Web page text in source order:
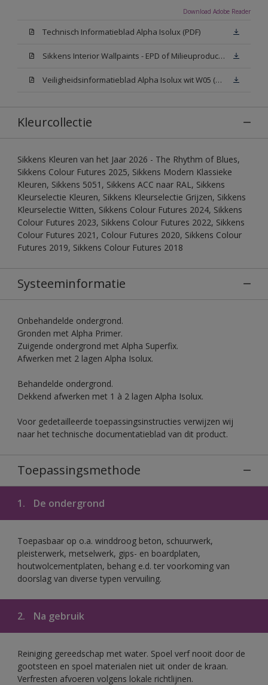
Download Adobe Reader
Technisch Informatieblad Alpha Isolux (PDF)
Sikkens Interior Wallpaints - EPD of Milieuproductverklaring
Veiligheidsinformatieblad Alpha Isolux wit W05 (SDS)
Kleurcollectie
Sikkens Kleuren van het Jaar 2026 - The Rhythm of Blues,
Sikkens Colour Futures 2025, Sikkens Modern Klassieke
Kleuren, Sikkens 5051, Sikkens ACC naar RAL, Sikkens
Kleurselectie Kleuren, Sikkens Kleurselectie Grijzen, Sikkens
Kleurselectie Witten, Sikkens Colour Futures 2024, Sikkens
Colour Futures 2023, Sikkens Colour Futures 2022, Sikkens
Colour Futures 2021, Colour Futures 2020, Sikkens Colour
Futures 2019, Sikkens Colour Futures 2018
Systeeminformatie
Onbehandelde ondergrond.
Gronden met Alpha Primer.
Zuigende ondergrond met Alpha Superfix.
Afwerken met 2 lagen Alpha Isolux.
Behandelde ondergrond.
Dekkend afwerken met 1 à 2 lagen Alpha Isolux.
Voor gedetailleerde toepassingsinstructies verwijzen wij
naar het technische documentatieblad van dit product.
Toepassingsmethode
1. De ondergrond
Toepasbaar op o.a. winddroog beton, schuurwerk,
pleisterwerk, metselwerk, gips- en boardplaten,
houtwolcementplaten, behang e.d. ter voorkoming van
doorslag van diverse typen vervuiling.
2. Na gebruik
Reiniging gereedschap met water. Spoel verf nooit door de
gootsteen en spoel materialen niet uit onder de kraan.
Verfresten afvoeren volgens lokale richtlijnen.